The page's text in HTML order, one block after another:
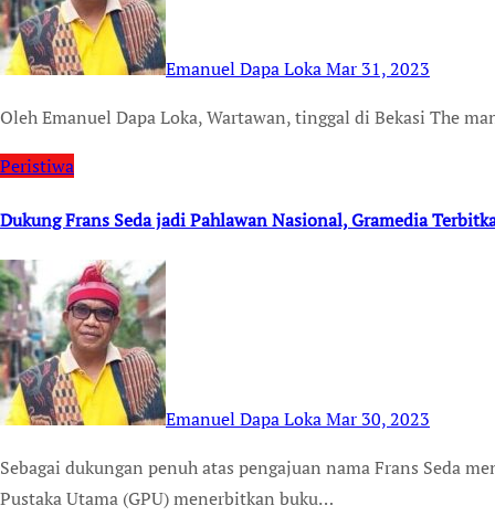
Emanuel Dapa LokaMar 31, 2023
Oleh Emanuel Dapa Loka, Wartawan, tinggal di Bekasi The
Peristiwa
Dukung Frans Seda jadi Pahlawan Nasional, Gramedia
Emanuel Dapa LokaMar 30, 2023
Sebagai dukungan penuh atas pengajuan nama Frans Seda menjadi Pahlawan Nasional, Penerbit Gramedia
Pustaka Utama (GPU) menerbitkan buku…